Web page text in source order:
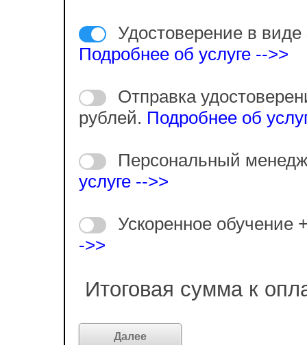
Удостоверение в виде
Подробнее об услуге -->>
Отправка
рублей. Подробнее об
Персональный
услуге -->>
Ускоренное обучение
->>
Итоговая сумма к